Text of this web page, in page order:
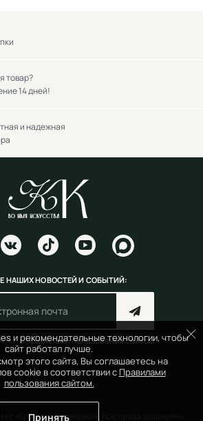
и рекомендательные технологии, чтобы
сайт работал лучше.
этого сайта, Вы соглашаетесь на
cookie в соответствии с Правилами
пользования сайтом.
Принять
товар?
14 дней!
и надежная
НАШИХ НОВОСТЕЙ И СОБЫТИЙ:
справилами пользования сайтом
«Красный Карандаш». Все права защищены